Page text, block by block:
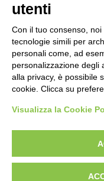
universolocale
viedellaseta
Designed
utenti
Con il tuo consenso,
tecnologie simili per
personali come, ad
personalizzazione degli
alla privacy, è possibile
cookie. Clicca su
Visualizza la Cookie